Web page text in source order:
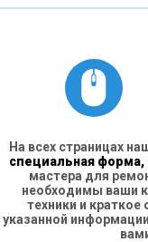
На всех страницах
специальная форма,
мастера для
необходимы ваши
техники и
указанной